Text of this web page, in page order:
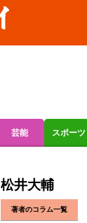
芸能 スポーツ
松井大輔
著者のコラム一覧